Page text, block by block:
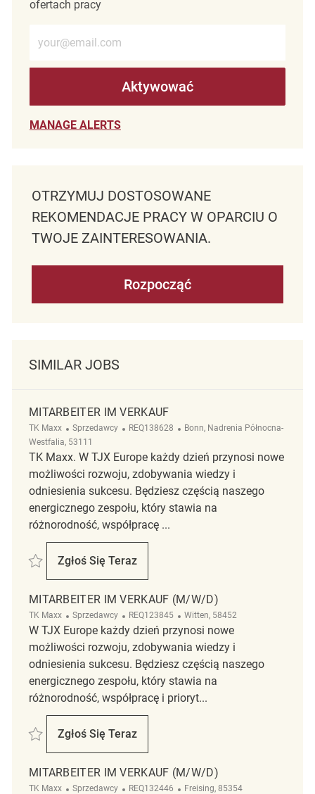
ofertach pracy
Aktywować
MANAGE ALERTS
OTRZYMUJ DOSTOSOWANE
REKOMENDACJE PRACY W OPARCIU O
TWOJE ZAINTERESOWANIA.
Rozpocząć
SIMILAR JOBS
MITARBEITER IM VERKAUF
TK Maxx Kategoria
Sprzedawcy ReqId
REQ138628 Lokalizacja
Bonn, Nadrenia Północna-
Westfalia, 53111
TK Maxx. W TJX Europe każdy dzień przynosi nowe
możliwości rozwoju, zdobywania wiedzy i
odniesienia sukcesu. Będziesz częścią naszego
energicznego zespołu, który stawia na
różnorodność, współpracę ...
Zapisać Mitarbeiter im Verkauf REQ138628
Zgłoś Się Teraz
Mitarbeiter Im Verkauf
MITARBEITER IM VERKAUF (M/W/D)
TK Maxx Kategoria
Sprzedawcy ReqId
REQ123845 Lokalizacja
Witten, 58452
W TJX Europe każdy dzień przynosi nowe
możliwości rozwoju, zdobywania wiedzy i
odniesienia sukcesu. Będziesz częścią naszego
energicznego zespołu, który stawia na
różnorodność, współpracę i prioryt...
Zapisać Mitarbeiter im Verkauf (m/w/d) REQ123845
Zgłoś Się Teraz
Mitarbeiter Im Verkauf (m/w/d)
MITARBEITER IM VERKAUF (M/W/D)
TK Maxx Kategoria
Sprzedawcy ReqId
REQ132446 Lokalizacja
Freising, 85354